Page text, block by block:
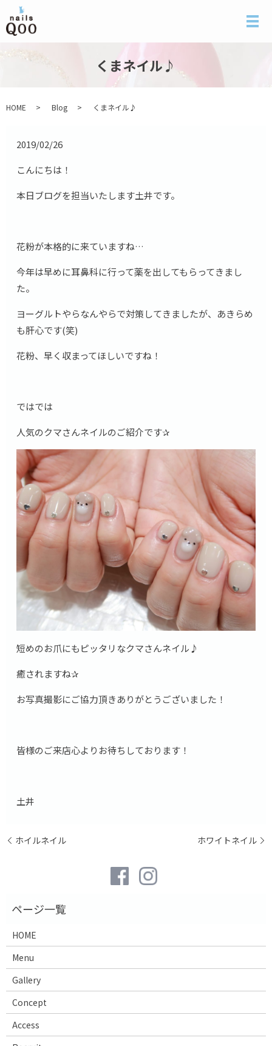
メ
くまネイル♪
HOME Blog くまネイル♪
2019/02/26
こんにちは！
本日ブログを担当いたします土井です。
花粉が本格的に来ていますね…
今年は早めに耳鼻科に行って薬を出してもらってきまし
た。
ヨーグルトやらなんやらで対策してきましたが、あきらめ
も肝心です(笑)
花粉、早く収まってほしいですね！
ではでは
人気のクマさんネイルのご紹介です✰
短めのお爪にもピッタリなクマさんネイル♪
癒されますね✰
お写真撮影にご協力頂きありがとうございました！
皆様のご来店心よりお待ちしております！
土井
ホイルネイル ホワイトネイル
HOME
Menu
Gallery
Concept
Access